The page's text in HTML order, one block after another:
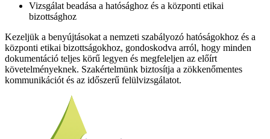
Vizsgálat beadása a hatósághoz és a központi etikai
bizottsághoz
Kezeljük a benyújtásokat a nemzeti szabályozó hatóságokhoz és a
központi etikai bizottságokhoz, gondoskodva arról, hogy minden
dokumentáció teljes körű legyen és megfeleljen az előírt
követelményeknek. Szakértelmünk biztosítja a zökkenőmentes
kommunikációt és az időszerű felülvizsgálatot.